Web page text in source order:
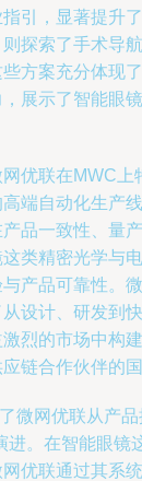
引，显著提升
探索了手术导
方案充分体现
展示了智能眼
优联在MWC上
端自动化生产
品一致性、量
类精密光学与
产品可靠性。
设计、研发到
烈的市场中构
链合作伙伴的
微网优联从产
进。在智能眼镜
优联通过其系